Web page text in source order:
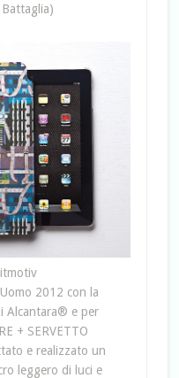
2012 con la
Alcantara® e per
+ SERVETTO
e realizzato un
leggero di luci e